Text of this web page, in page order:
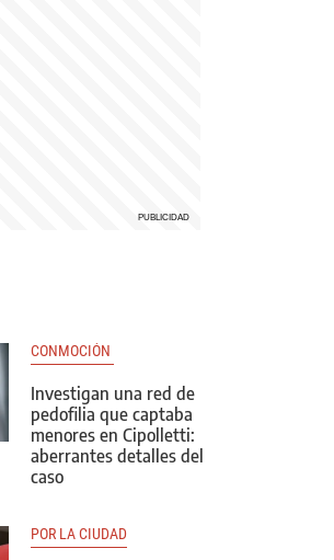
CONMOCIÓN
Investigan una red de
pedofilia que captaba
menores en Cipolletti:
aberrantes detalles del
caso
POR LA CIUDAD